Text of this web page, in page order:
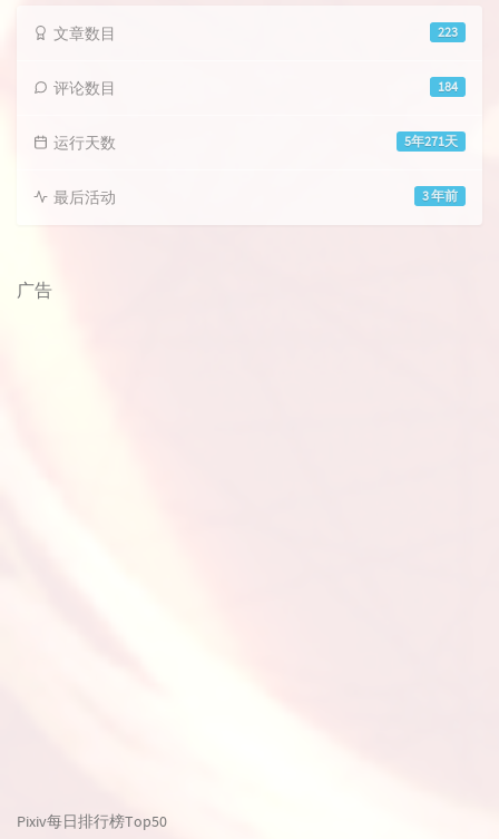
223
文章数目
184
评论数目
5年271天
运行天数
3 年前
最后活动
广告
Pixiv每日排行榜Top50